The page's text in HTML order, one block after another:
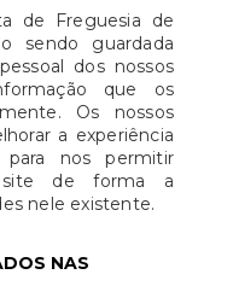
de Freguesia de
sendo guardada
dos nossos
que os
Os nossos
a experiência
para nos permitir
site de forma a
nele existente.
NAS